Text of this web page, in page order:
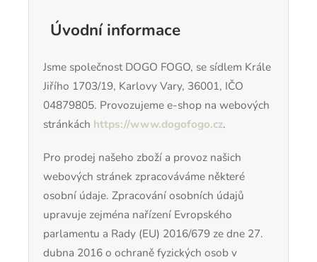
Úvodní informace
Jsme společnost DOGO FOGO, se sídlem Krále
Jiřího 1703/19, Karlovy Vary, 36001, IČO
04879805. Provozujeme e-shop na webových
stránkách https://www.dogofogo.cz.
Pro prodej našeho zboží a provoz našich
webových stránek zpracováváme některé
osobní údaje. Zpracování osobních údajů
upravuje zejména nařízení Evropského
parlamentu a Rady (EU) 2016/679 ze dne 27.
dubna 2016 o ochraně fyzických osob v